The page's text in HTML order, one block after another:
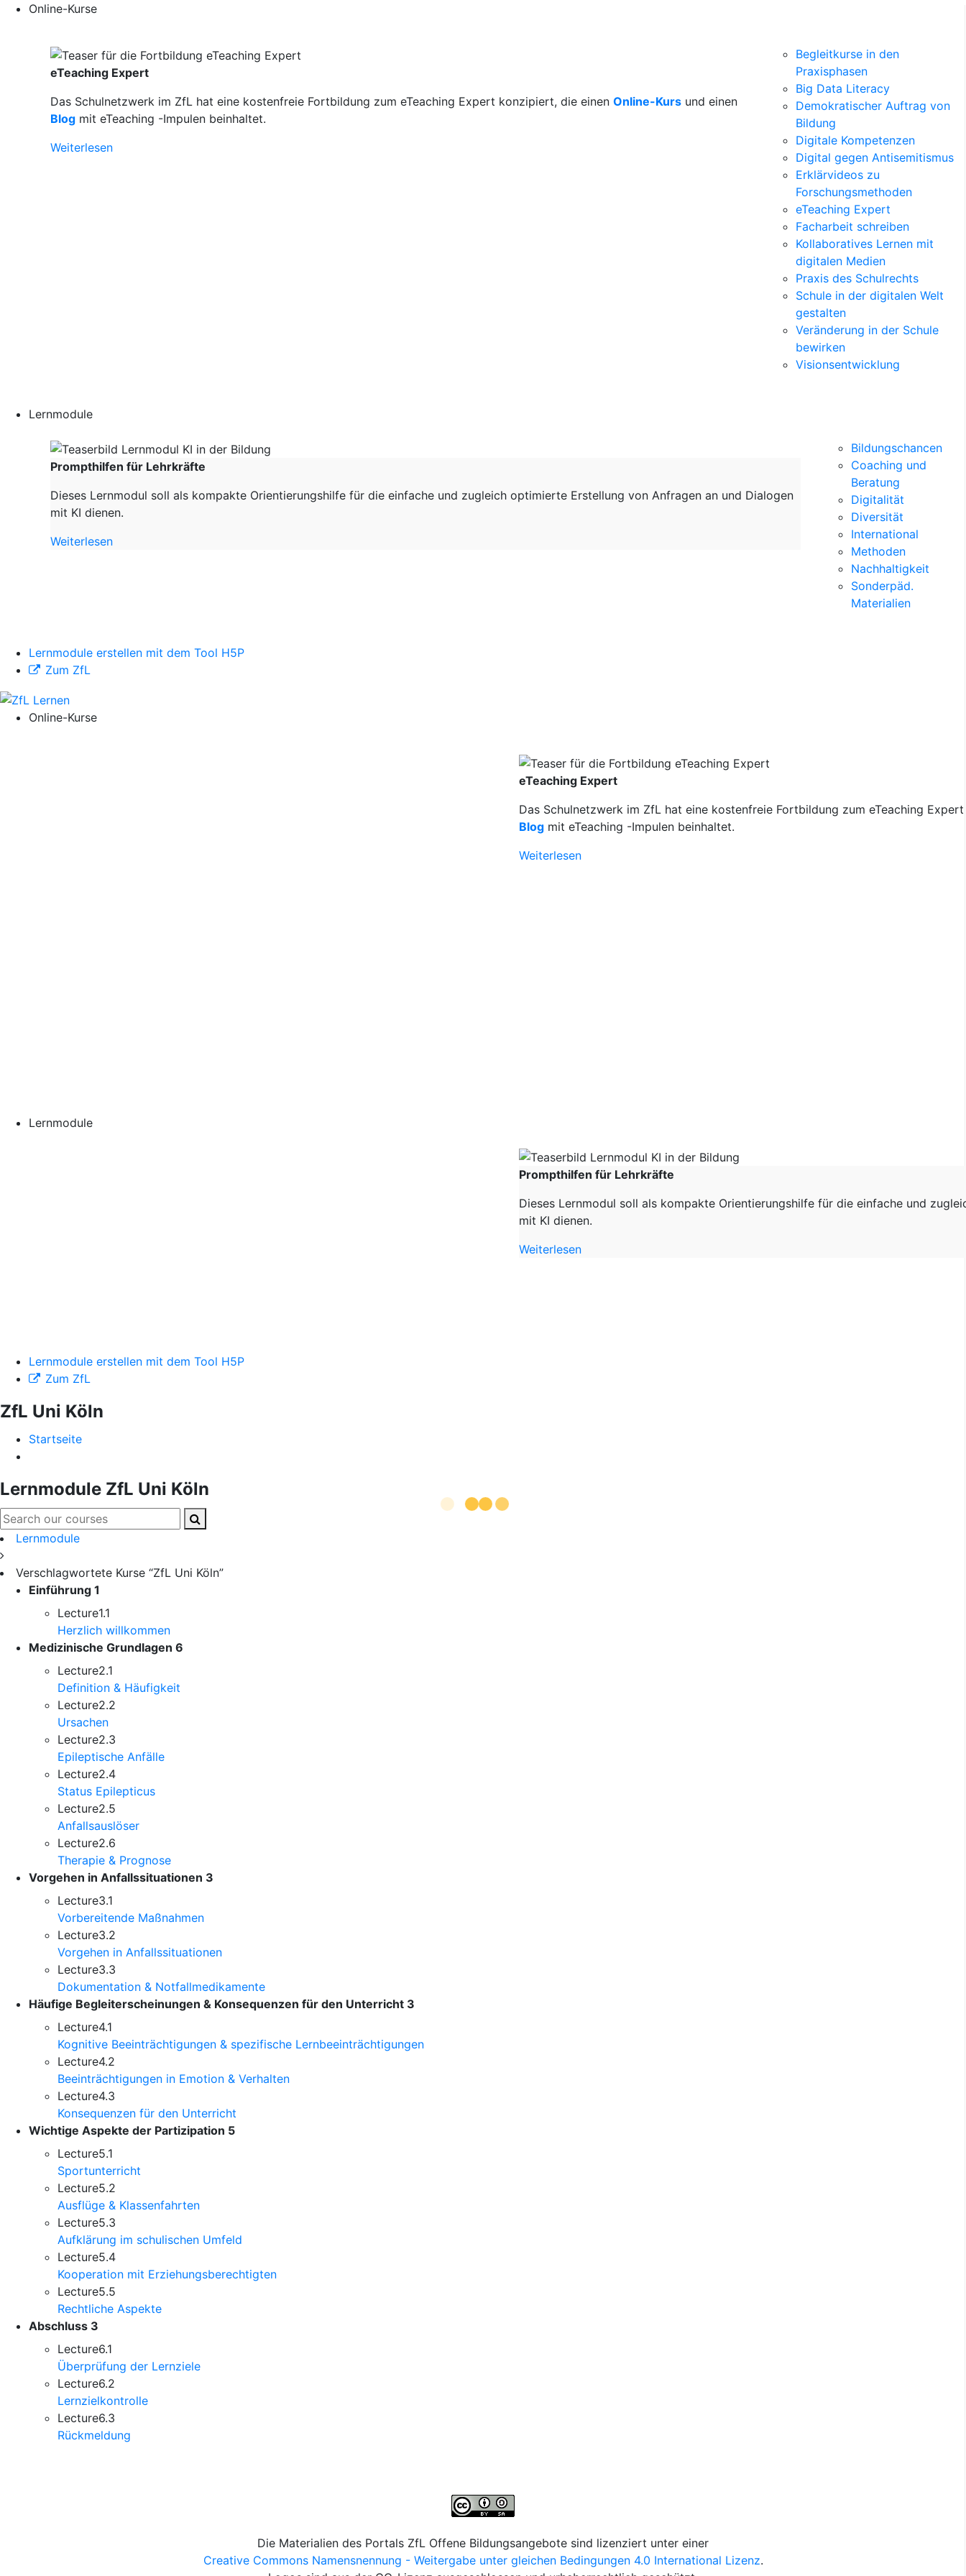
Online-Kurse
eTeaching Expert
Das Schulnetzwerk im ZfL hat eine kostenfreie Fortbildung zum eTeaching Expert konzipiert, die einen Online-Kurs und einen
Blog mit eTeaching -Impulen beinhaltet.
Weiterlesen
Begleitkurse in den
Praxisphasen
Big Data Literacy
Demokratischer Auftrag von
Bildung
Digitale Kompetenzen
Digital gegen Antisemitismus
Erklärvideos zu
Forschungsmethoden
eTeaching Expert
Facharbeit schreiben
Kollaboratives Lernen mit
digitalen Medien
Praxis des Schulrechts
Schule in der digitalen Welt
gestalten
Veränderung in der Schule
bewirken
Visionsentwicklung
Lernmodule
Prompthilfen für Lehrkräfte
Dieses Lernmodul soll als kompakte Orientierungshilfe für die einfache und zugleich optimierte Erstellung von Anfragen an und Dialogen
mit KI dienen.
Weiterlesen
Bildungschancen
Coaching und
Beratung
Digitalität
Diversität
International
Methoden
Nachhaltigkeit
Sonderpäd.
Materialien
Lernmodule erstellen mit dem Tool H5P
Zum ZfL
Online-Kurse
eTeaching Expert
Das Schulnetzwerk im ZfL hat eine kostenfreie Fortbildung zum eTeaching
Blog mit eTeaching -Impulen beinhaltet.
Weiterlesen
Lernmodule
Prompthilfen für Lehrkräfte
Dieses Lernmodul soll als kompakte Orientierungshilfe für die einfache und
mit KI dienen.
Weiterlesen
Lernmodule erstellen mit dem Tool H5P
Zum ZfL
ZfL Uni Köln
Startseite
Lernmodule ZfL Uni Köln
Lernmodule
Verschlagwortete Kurse “ZfL Uni Köln”
Einführung 1
Lecture1.1
Herzlich willkommen
Medizinische Grundlagen 6
Lecture2.1
Definition & Häufigkeit
Lecture2.2
Ursachen
Lecture2.3
Epileptische Anfälle
Lecture2.4
Status Epilepticus
Lecture2.5
Anfallsauslöser
Lecture2.6
Therapie & Prognose
Vorgehen in Anfallssituationen 3
Lecture3.1
Vorbereitende Maßnahmen
Lecture3.2
Vorgehen in Anfallssituationen
Lecture3.3
Dokumentation & Notfallmedikamente
Häufige Begleiterscheinungen & Konsequenzen für den Unterricht 3
Lecture4.1
Kognitive Beeinträchtigungen & spezifische Lernbeeinträchtigungen
Lecture4.2
Beeinträchtigungen in Emotion & Verhalten
Lecture4.3
Konsequenzen für den Unterricht
Wichtige Aspekte der Partizipation 5
Lecture5.1
Sportunterricht
Lecture5.2
Ausflüge & Klassenfahrten
Lecture5.3
Aufklärung im schulischen Umfeld
Lecture5.4
Kooperation mit Erziehungsberechtigten
Lecture5.5
Rechtliche Aspekte
Abschluss 3
Lecture6.1
Überprüfung der Lernziele
Lecture6.2
Lernzielkontrolle
Lecture6.3
Rückmeldung
Die Materialien des Portals ZfL Offene Bildungsangebote sind lizenziert unter einer
Creative Commons Namensnennung - Weitergabe unter gleichen Bedingungen 4.0 International Lizenz.